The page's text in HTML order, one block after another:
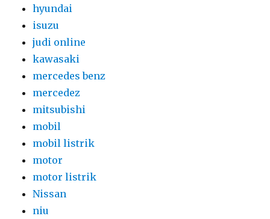
hyundai
isuzu
judi online
kawasaki
mercedes benz
mercedez
mitsubishi
mobil
mobil listrik
motor
motor listrik
Nissan
niu